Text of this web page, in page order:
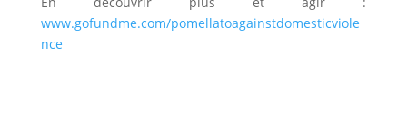
www.gofundme.com/pomellatoagainstdomesticviole
nce